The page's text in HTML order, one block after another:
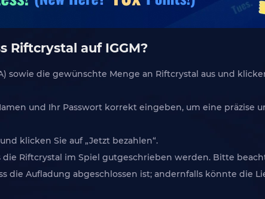
Riftcrystal auf IGGM?
sowie die gewünschte Menge an Riftcrystal aus und
und Ihr Passwort korrekt eingeben, um eine präzise
klicken Sie auf „Jetzt bezahlen“.
die Riftcrystal im Spiel gutgeschrieben werden. Bitte
die Aufladung abgeschlossen ist; andernfalls könnte die